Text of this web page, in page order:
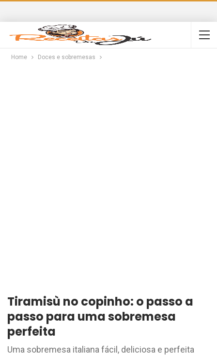
Home Doces e sobremesas
Tiramisù no copinho: o passo a
passo para uma sobremesa
perfeita
Uma sobremesa italiana fácil, deliciosa e perfeita